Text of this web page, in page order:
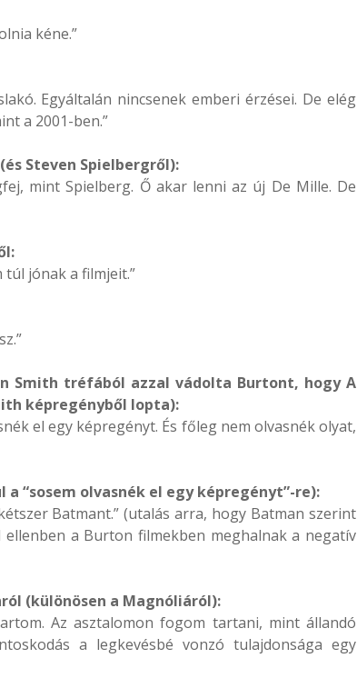
kéne.”
Egyáltalán nincsenek emberi érzései. De elég
a 2001-ben.”
Steven Spielbergről):
mint Spielberg. Ő akar lenni az új De Mille. De
túl jónak a filmjeit.”
Smith tréfából azzal vádolta Burtont, hogy A
képregényből lopta):
el egy képregényt. És főleg nem olvasnék olyat,
“sosem olvasnék el egy képregényt”-re):
Batmant.” (utalás arra, hogy Batman szerint
a Burton filmekben meghalnak a negatív
(különösen a Magnóliáról):
Az asztalomon fogom tartani, mint állandó
a legkevésbé vonzó tulajdonsága egy